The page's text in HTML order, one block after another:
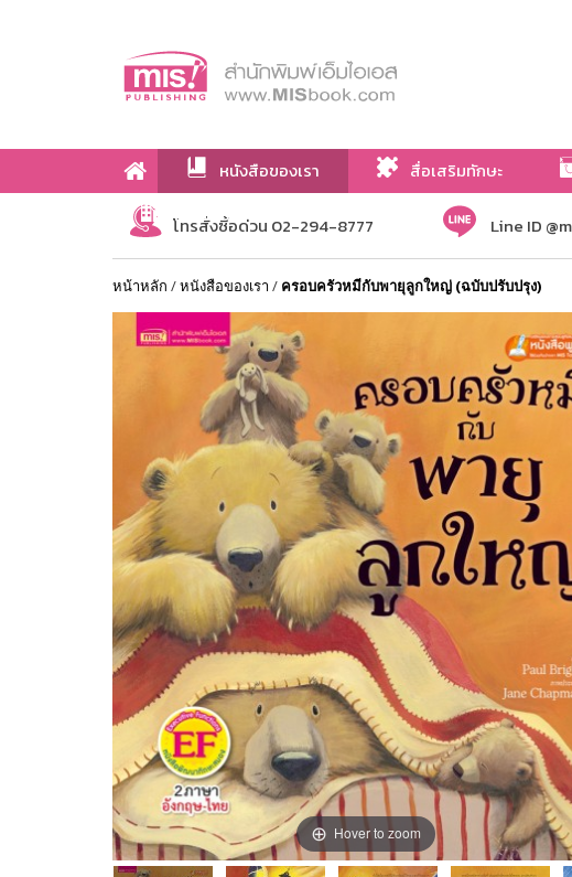
หนังสือของเรา สื่อเสริมทักษะ
เกี่ยวกับเรา
โทรสั่งซื้อด่วน 02-294-8777 Line ID
หน้าหลัก /หนังสือของเรา / ครอบครัวหมีกับพายุลูกใหญ่ (ฉบับปรับปรุง)
Hover to zoom